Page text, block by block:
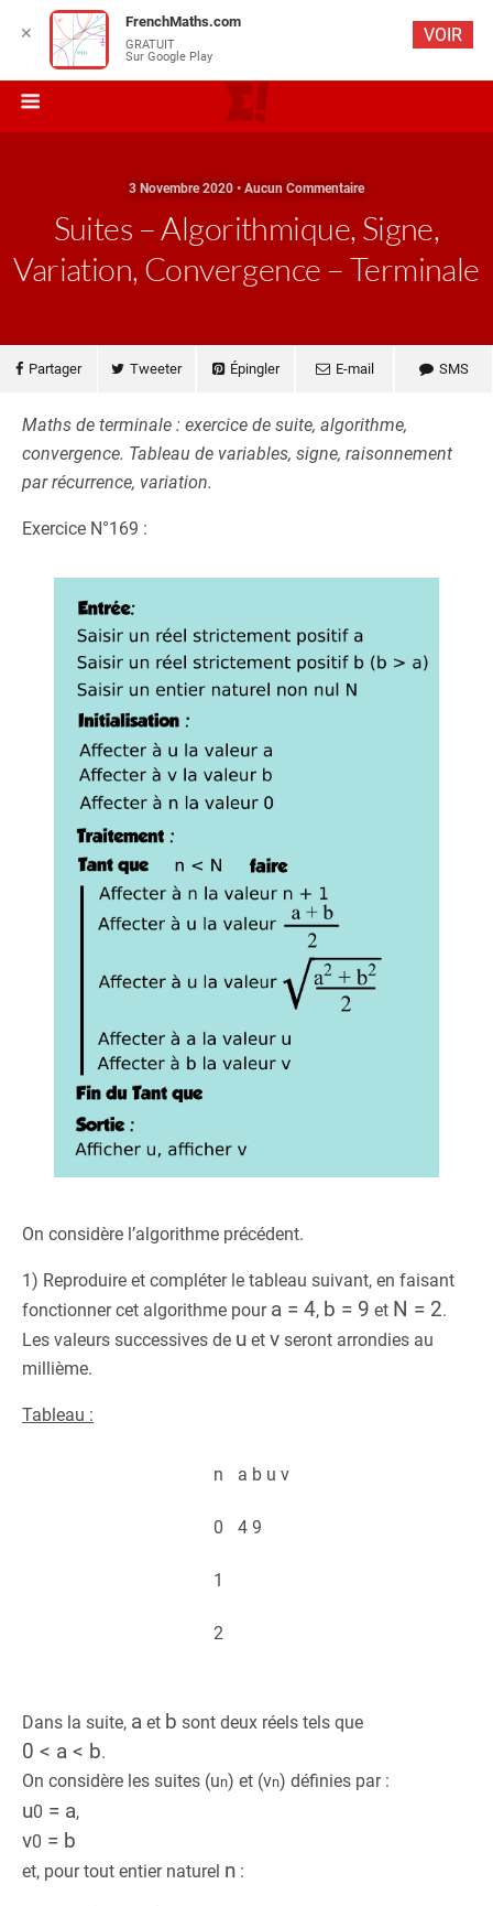
3 Novembre 2020 • Aucun Commentaire
Suites – Algorithmique, Signe,
Variation, Convergence – Terminale
Partager Tweeter Épingler E-mail SMS
Maths de terminale : exercice de suite, algorithme,
convergence. Tableau de variables, signe, raisonnement
par récurrence, variation.
Exercice N°169 :
On considère l’algorithme précédent.
1) Reproduire et compléter le tableau suivant, en faisant
fonctionner cet algorithme pour a = 4, b = 9 et N = 2.
Les valeurs successives de u et v seront arrondies au
millième.
Tableau :
n a b u v
0 4 9
1
2
Dans la suite, a et b sont deux réels tels que
0 < a < b.
On considère les suites (un) et (vn) définies par :
u0 = a,
v0 = b
et, pour tout entier naturel n :
✕
FrenchMaths.com
GRATUIT
Sur Google Play
VOIR